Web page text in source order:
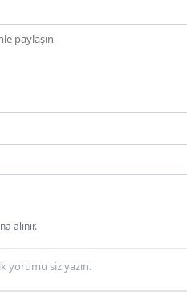
alınır.
yorumu siz yazın.